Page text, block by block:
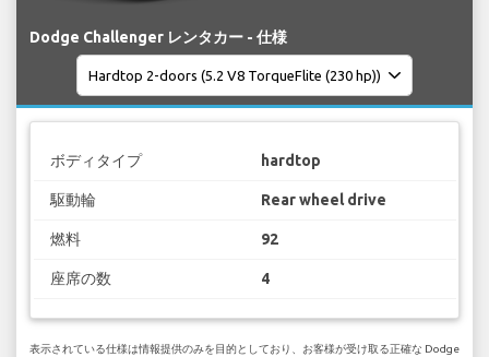
Dodge Challenger レンタカー - 仕様
ボディタイプ hardtop
駆動輪 Rear wheel drive
燃料 92
座席の数 4
表示されている仕様は情報提供のみを目的としており、お客様が受け取る正確な Dodge